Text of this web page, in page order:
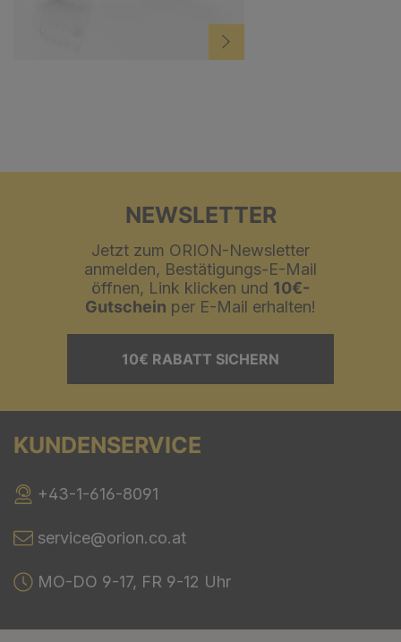
NEWSLETTER
Jetzt zum ORION-Newsletter
anmelden, Bestätigungs-E-Mail
öffnen, Link klicken und 10€-
Gutschein per E-Mail erhalten!
10€ RABATT SICHERN
KUNDENSERVICE
+43-1-616-8091
service@orion.co.at
MO-DO 9-17, FR 9-12 Uhr